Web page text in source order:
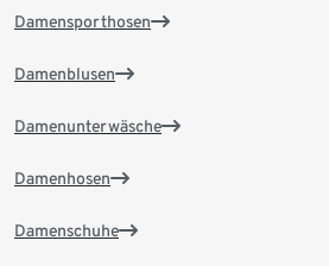
Damensporthosen
Damenblusen
Damenunterwäsche
Damenhosen
Damenschuhe